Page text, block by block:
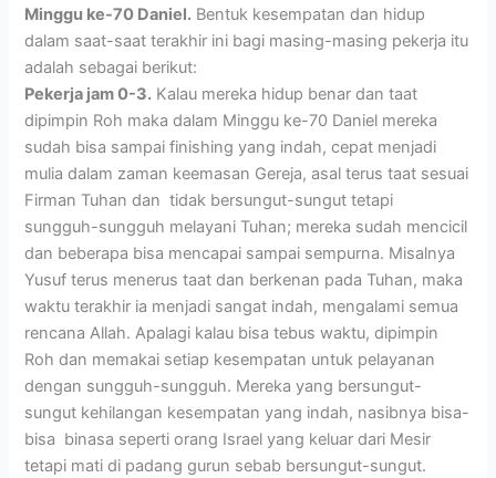
Minggu ke-70 Daniel. Bentuk kesempatan dan hidup
dalam saat-saat terakhir ini bagi masing-masing pekerja itu
adalah sebagai berikut:
Pekerja jam 0-3. Kalau mereka hidup benar dan taat
dipimpin Roh maka dalam Minggu ke-70 Daniel mereka
sudah bisa sampai finishing yang indah, cepat menjadi
mulia dalam zaman keemasan Gereja, asal terus taat sesuai
Firman Tuhan dan tidak bersungut-sungut tetapi
sungguh-sungguh melayani Tuhan; mereka sudah mencicil
dan beberapa bisa mencapai sampai sempurna. Misalnya
Yusuf terus menerus taat dan berkenan pada Tuhan, maka
waktu terakhir ia menjadi sangat indah, mengalami semua
rencana Allah. Apalagi kalau bisa tebus waktu, dipimpin
Roh dan memakai setiap kesempatan untuk pelayanan
dengan sungguh-sungguh. Mereka yang bersungut-
sungut kehilangan kesempatan yang indah, nasibnya bisa-
bisa binasa seperti orang Israel yang keluar dari Mesir
tetapi mati di padang gurun sebab bersungut-sungut.